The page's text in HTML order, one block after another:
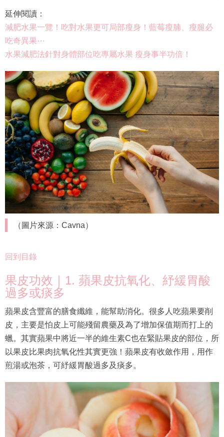
延伸閱讀：
減肥水果一覽！吃對水果更可局部瘦身！藍莓瘦腩、瘦腿必
吃奇異果⋯
水果減肥法針對身體部位吃專屬水果 瘦身事半功倍！
（圖片來源：Cavna）
回到目錄
果皮功效｜1. 蘋果皮抗氧化、紓緩胃酸
過多或痰多
蘋果皮含豐富的膳食纖維，能幫助消化。很多人吃蘋果要削
皮，主要是怕皮上可能殘留農藥及為了增加保值期而打上的
蠟。其實蘋果中將近一半的維生素C也在緊貼果皮的部位，所
以果皮比果肉抗氧化性其實更強！蘋果皮有收斂作用，用作
煎湯或泡茶，可紓緩胃酸過多及痰多。